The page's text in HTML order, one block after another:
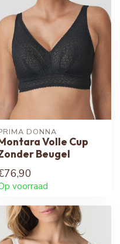
DONNA
Volle Cup
Beugel
voorraad